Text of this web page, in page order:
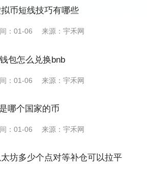
币短线技巧有哪些
：01-06 来源：宇禾网
包怎么兑换bnb
：01-06 来源：宇禾网
哪个国家的币
：01-06 来源：宇禾网
坊多少个点对等补仓可以拉平